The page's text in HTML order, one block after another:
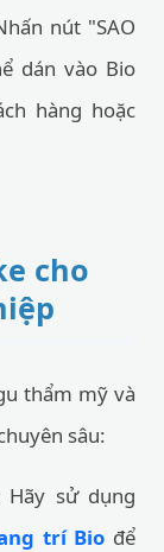
nút "SAO
dán vào Bio
hàng hoặc
cho
thẩm mỹ và
sâu:
Hãy sử dụng
trí Bio để